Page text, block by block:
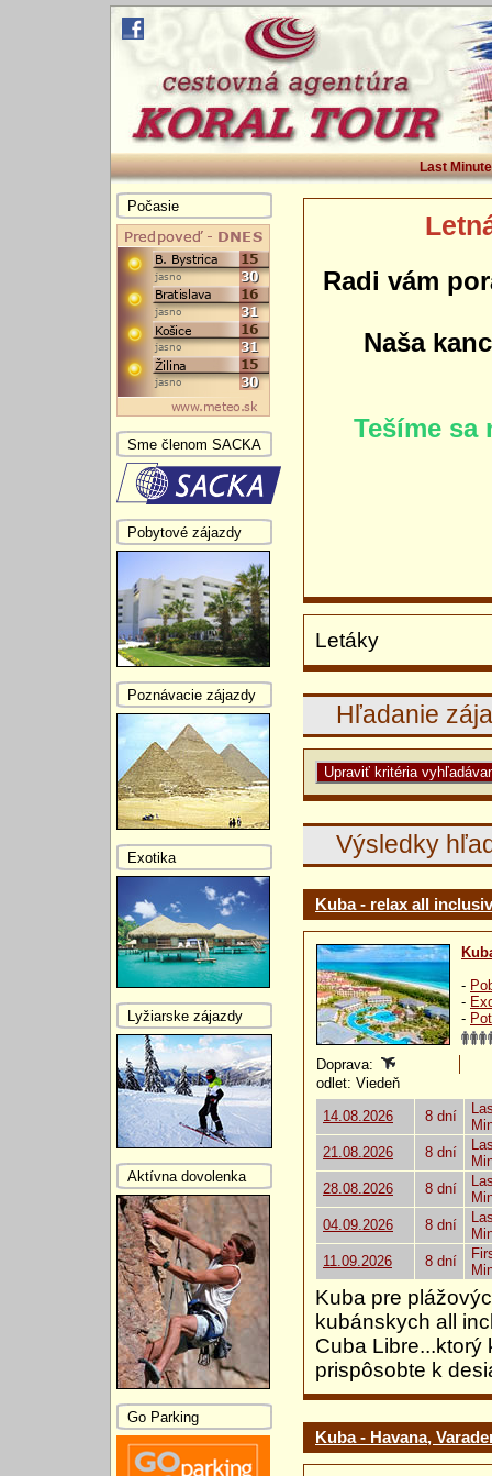
Last Minute
Radi vám
Naša
Tešíme sa
Letáky
Hľadanie
Výsledky
Kuba - relax all
-
-
-
Doprava:
odlet: Viedeň
14.08.2026
8 dní
21.08.2026
8 dní
28.08.2026
8 dní
04.09.2026
8 dní
11.09.2026
8 dní
Kuba pre
kubánskych all
Cuba Libre...ktorý
prispôsobte k
Kuba - Havana,
Počasie
Sme členom SACKA
Pobytové zájazdy
Poznávacie zájazdy
Exotika
Lyžiarske zájazdy
Aktívna dovolenka
Go Parking